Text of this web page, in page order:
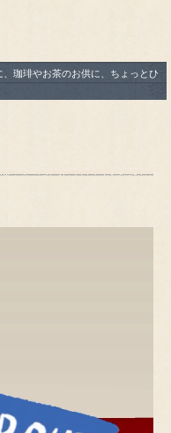
珈琲やお茶のお供に、ちょっとひ